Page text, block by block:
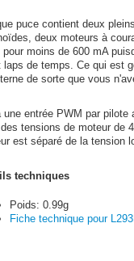
puce contient deux
deux moteurs à
pour moins de 600 mA
laps de temps. Ce qui est
de sorte que vous
une entrée PWM par
tensions de moteur de
est séparé de la
techniques
Poids: 0.99g
Fiche technique pour